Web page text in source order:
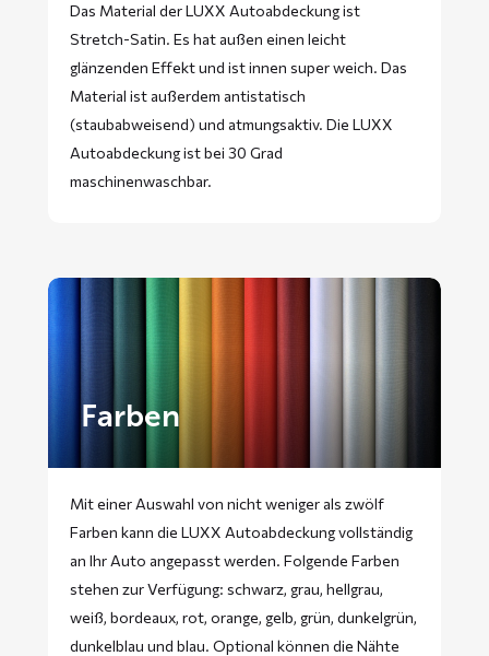
Das Material der LUXX Autoabdeckung ist
Stretch-Satin. Es hat außen einen leicht
glänzenden Effekt und ist innen super weich. Das
Material ist außerdem antistatisch
(staubabweisend) und atmungsaktiv. Die LUXX
Autoabdeckung ist bei 30 Grad
maschinenwaschbar.
Farben
Mit einer Auswahl von nicht weniger als zwölf
Farben kann die LUXX Autoabdeckung vollständig
an Ihr Auto angepasst werden. Folgende Farben
stehen zur Verfügung: schwarz, grau, hellgrau,
weiß, bordeaux, rot, orange, gelb, grün, dunkelgrün,
dunkelblau und blau. Optional können die Nähte